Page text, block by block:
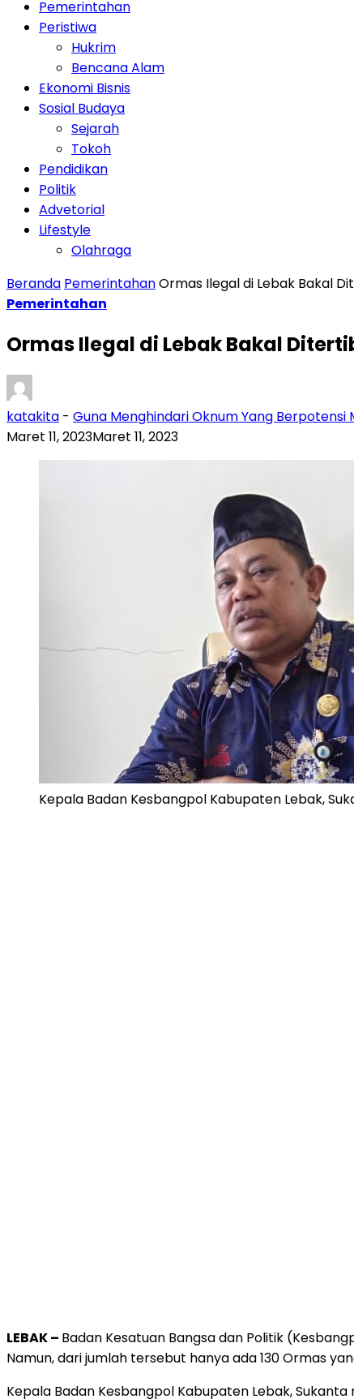
Pemerintahan
Peristiwa
Hukrim
Bencana Alam
Ekonomi Bisnis
Sosial Budaya
Sejarah
Tokoh
Pendidikan
Politik
Advetorial
Lifestyle
Olahraga
Beranda PemerintahanOrmas Ilegal di Lebak Bakal
Pemerintahan
Ormas Ilegal di Lebak Bakal
katakita - Guna Menghindari Oknum Yang Berpotensi
Maret 11, 2023Maret 11, 2023
Kepala Badan Kesbangpol Kabupaten Lebak,
LEBAK – Badan Kesatuan Bangsa dan Politik
Namun, dari jumlah tersebut hanya ada 130 Ormas
Kepala Badan Kesbangpol Kabupaten Lebak,